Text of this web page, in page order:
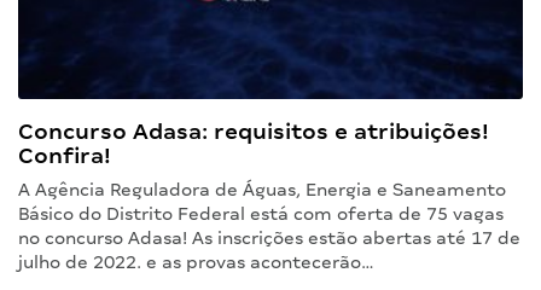
Concurso Adasa: requisitos e atribuições!
Confira!
A Agência Reguladora de Águas, Energia e Saneamento
Básico do Distrito Federal está com oferta de 75 vagas
no concurso Adasa! As inscrições estão abertas até 17 de
julho de 2022. e as provas acontecerão…